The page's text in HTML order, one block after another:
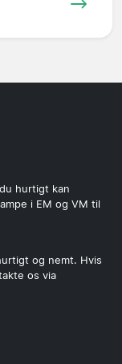
hurtigt kan
i EM og VM til
og nemt. Hvis
os via